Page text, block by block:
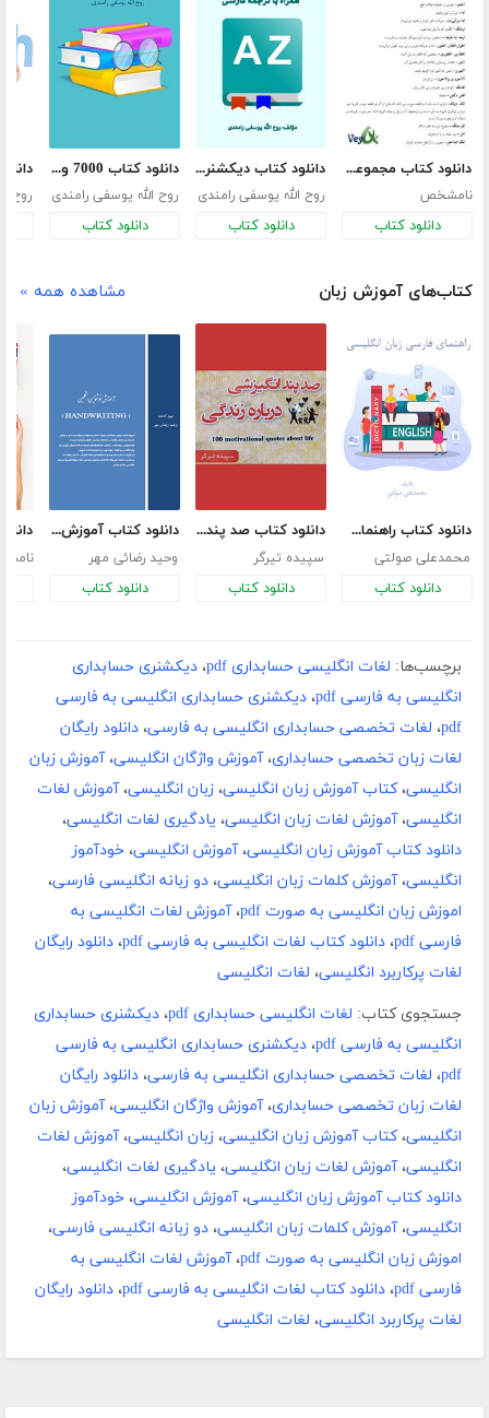
دانلود کتاب مجموعه کلمات عوامانه فارسی
نامشخص
دانلود کتاب
دانلود کتاب دیکشنری 9000 واژه که باید دانست همراه با ترجمه فارسی
روح الله یوسفی رامندی
دانلود کتاب
دانلود کتاب 7000 واژه ضروری زبان انگلیسی از دبیرستان تا دکترا
روح الله یوسفی رامندی
دانلود کتاب
روح
کتاب‌های آموزش زبان مشاهده همه »
دانلود کتاب راهنمای فارسی زبان انگلیسی
محمدعلی صولتی
دانلود کتاب
دانلود کتاب صد پند انگیزشی درباره زندگی
سپیده تیرگر
دانلود کتاب
دانلود کتاب آموزش خوشنویسی انگلیسی
وحید رضائی مهر
دانلود کتاب
برچسب‌ها: لغات انگلیسی حسابداری pdf ، دیکشنری حسابداری
انگلیسی به فارسی pdf
، دیکشنری حسابداری انگلیسی به فارسی
pdf، لغات تخصصی حسابداری انگلیسی به فارسی، دانلود رایگان
لغات زبان تخصصی حسابداری،آموزش واژگان انگلیسی،آموزش زبان
انگلیسی،کتاب آموزش زبان انگلیسی، زبان انگلیسی،آموزش لغات
انگلیسی،آموزش لغات زبان انگلیسی، یادگیری لغات انگلیسی،
دانلود کتاب آموزش زبان انگلیسی،آموزش انگلیسی، خودآموز
انگلیسی،آموزش کلمات زبان انگلیسی، دو زبانه انگلیسی فارسی،
اموزش زبان انگلیسی به صورت pdf
،آموزش لغات انگلیسی به
فارسی pdf
، دانلود کتاب لغات انگلیسی به فارسی pdf ، دانلود رایگان
لغات پرکاربرد انگلیسی، لغات انگلیسی
جستجوی کتاب: لغات انگلیسی حسابداری pdf ، دیکشنری حسابداری
انگلیسی به فارسی pdf
، دیکشنری حسابداری انگلیسی به فارسی
pdf، لغات تخصصی حسابداری انگلیسی به فارسی، دانلود رایگان
لغات زبان تخصصی حسابداری،آموزش واژگان انگلیسی،آموزش زبان
انگلیسی،کتاب آموزش زبان انگلیسی، زبان انگلیسی،آموزش لغات
انگلیسی،آموزش لغات زبان انگلیسی، یادگیری لغات انگلیسی،
دانلود کتاب آموزش زبان انگلیسی،آموزش انگلیسی، خودآموز
انگلیسی،آموزش کلمات زبان انگلیسی، دو زبانه انگلیسی فارسی،
اموزش زبان انگلیسی به صورت pdf
،آموزش لغات انگلیسی به
فارسی pdf
، دانلود کتاب لغات انگلیسی به فارسی pdf ، دانلود رایگان
لغات پرکاربرد انگلیسی، لغات انگلیسی